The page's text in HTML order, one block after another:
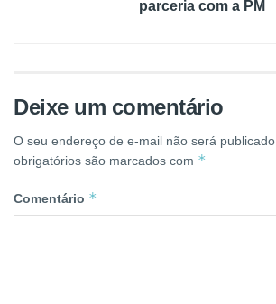
parceria com a PM
Deixe um comentário
O seu endereço de e-mail não será publicado.
obrigatórios são marcados com *
Comentário *